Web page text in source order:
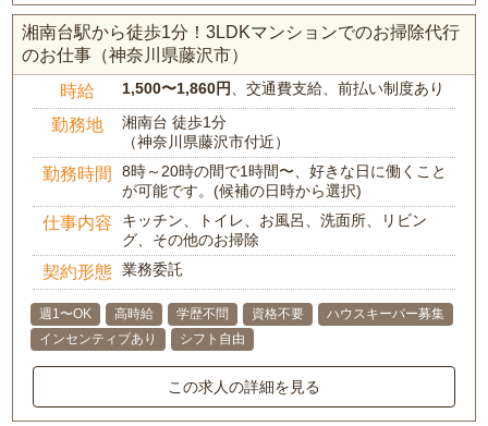
湘南台駅から徒歩1分！3LDKマンションでのお掃除代行
のお仕事（神奈川県藤沢市）
時給 1,500〜1,860円、交通費支給、前払い制度あり
勤務地
湘南台 徒歩1分
（神奈川県藤沢市付近）
勤務時間
8時～20時の間で1時間〜、好きな日に働くこと
が可能です。(候補の日時から選択)
仕事内容
キッチン、トイレ、お風呂、洗面所、リビン
グ、その他のお掃除
契約形態 業務委託
週1〜OK 高時給 学歴不問 資格不要
ハウスキーパー募集
インセンティブあり
シフト自由
この求人の詳細を見る